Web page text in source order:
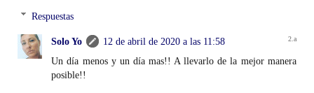
Respuestas
Solo Yo
12 de abril de 2020 a las 11:58
Un día menos y un día mas!! A llevarlo de la mejor manera
posible!!